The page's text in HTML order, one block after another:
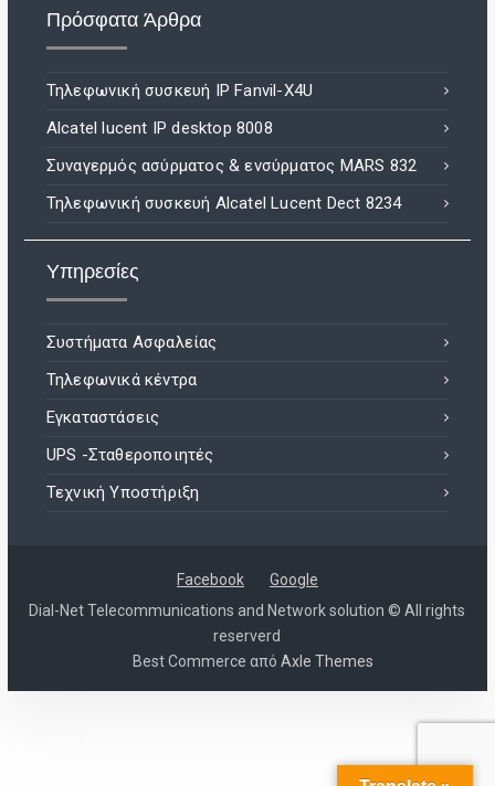
Πρόσφατα Άρθρα
Τηλεφωνική συσκευή IP Fanvil-X4U
Alcatel lucent IP desktop 8008
Συναγερμός ασύρματος & ενσύρματος MARS 832
Τηλεφωνική συσκευή Alcatel Lucent Dect 8234
Υπηρεσίες
Συστήματα Ασφαλείας
Τηλεφωνικά κέντρα
Εγκαταστάσεις
UPS -Σταθεροποιητές
Τεχνική Υποστήριξη
Facebook
Google
Dial-Net Telecommunications and Network solution © All rights
reserverd
Best Commerce από Axle Themes